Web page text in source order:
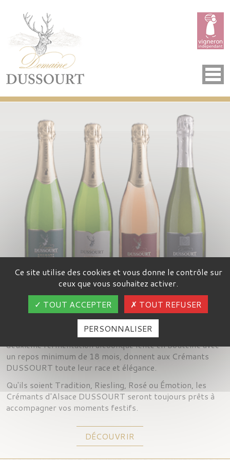
Accueil
Domaine
Savoir-faire
Crémants
Événements
Visite
Boutique
Contact
NOS CRÉMANTS D'ALSACE
Depuis 1990 le domaine DUSSOURT élabore des
Crémants d'Alsace. Une vinification en fût puis une
deuxième fermentation alcoolique lente en bouteille avec
un repos minimum de 18 mois, donnent aux Crémants
DUSSOURT toute leur race et élégance.
Qu'ils soient Tradition, Riesling, Rosé ou Émotion, les
Crémants d'Alsace DUSSOURT seront toujours prêts à
accompagner vos moments festifs.
DÉCOUVRIR
Ce site utilise des cookies et vous donne le contrôle sur
ceux que vous souhaitez activer.
TOUT ACCEPTER
TOUT REFUSER
PERSONNALISER